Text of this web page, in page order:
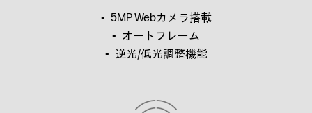
5MP Webカメラ搭載
オートフレーム
逆光/低光調整機能